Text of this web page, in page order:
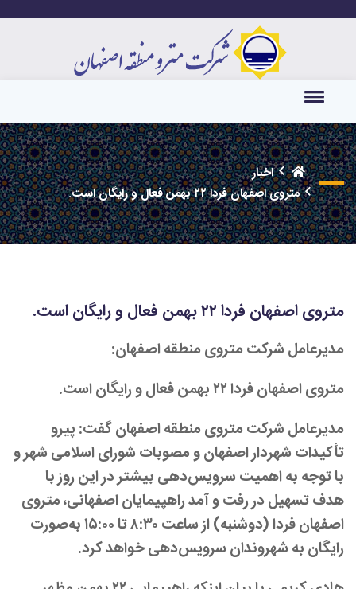
اخبار
متروی اصفهان فردا ۲۲ بهمن فعال و رایگان است.
متروی اصفهان فردا ۲۲ بهمن فعال و رایگان است.
مدیرعامل شرکت متروی منطقه اصفهان:
متروی اصفهان فردا۲۲بهمن فعال و رایگان است.
مدیرعامل شرکت متروی منطقه اصفهان گفت: پیرو
تأکیدات شهردار اصفهان و مصوبات شورای اسلامی شهر و
با توجه به اهمیت سرویس‌دهی بیشتر در این روز با
هدف تسهیل در رفت و آمد راهپیمایان اصفهانی، متروی
اصفهان فردا (دوشنبه) از ساعت۸:۳۰تا۱۵:۰۰به‌صورت
رایگان به شهروندان سرویس‌دهی خواهد کرد.